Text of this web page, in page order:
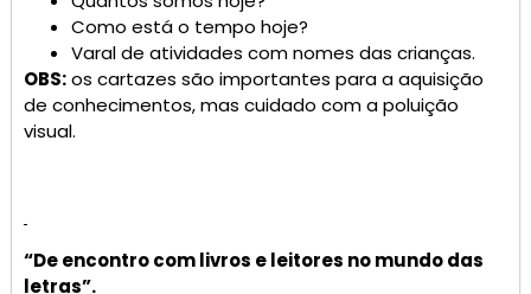
Como está o tempo hoje?
Varal de atividades com nomes das crianças.
OBS:os cartazes são importantes para a aquisição
de conhecimentos, mas cuidado com a poluição
visual.
“De encontro com livros e leitores no mundo das
letras”.